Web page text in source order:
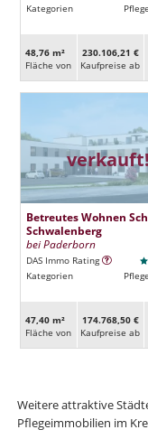
Kategorien
48,76 m²
Fläche von
230.106,21 €
Kaufpreise ab
Betreutes Wohnen
Schwalenberg
bei Paderborn
DAS Immo Rating
Kategorien
47,40 m²
Fläche von
174.768,50 €
Kaufpreise ab
Weitere attraktive
Pflegeimmobilien im